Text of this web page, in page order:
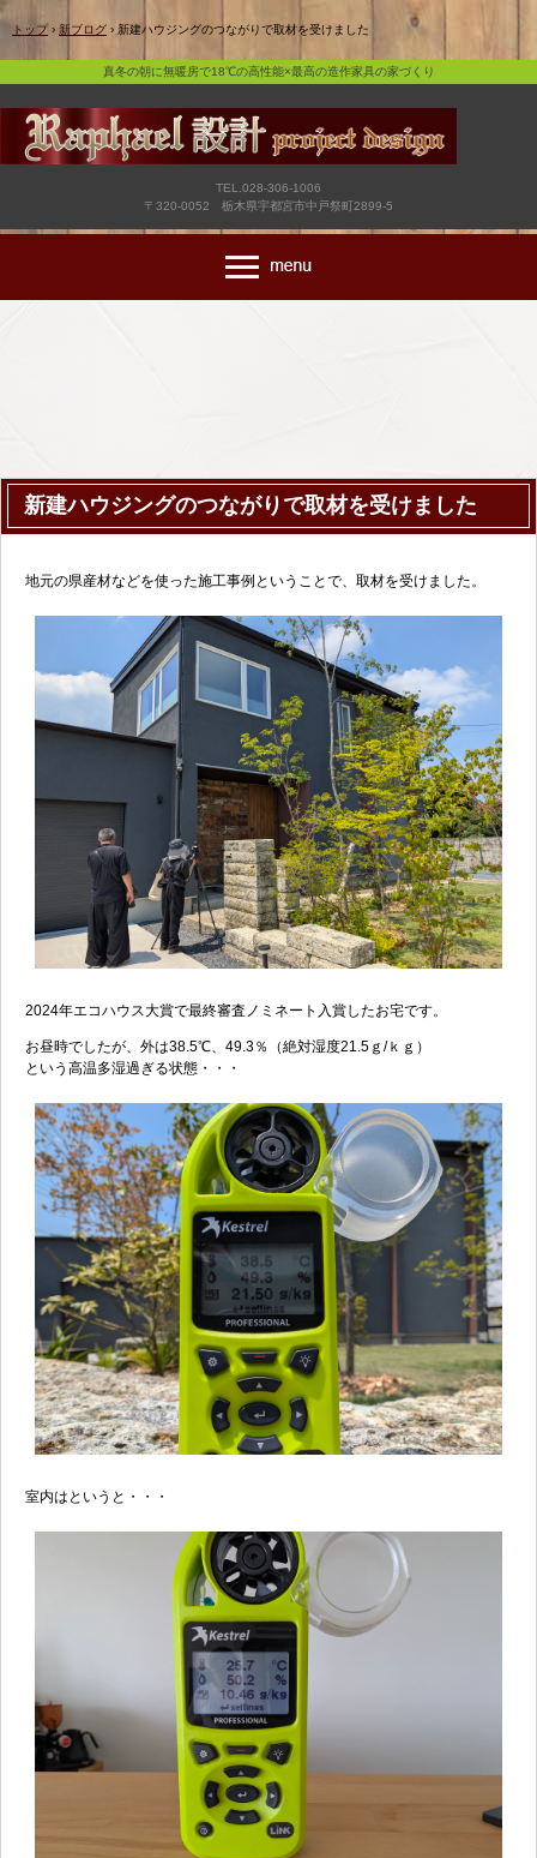
真冬の朝に無暖房で18℃の高性能×最高の造作家具の家づくり
トップ › 新ブログ › 新建ハウジングのつながりで取材を受けました
真冬の朝に無暖房で18℃の高性能×最高の造作家具の家づくり
TEL.028-306-1006
〒320-0052 栃木県宇都宮市中戸祭町2899-5
新建ハウジングのつながりで取材を受けました
地元の県産材などを使った施工事例ということで、取材を受けました。
2024年エコハウス大賞で最終審査ノミネート入賞したお宅です。
お昼時でしたが、外は38.5℃、49.3％（絶対湿度21.5ｇ/ｋｇ）
という高温多湿過ぎる状態・・・
室内はというと・・・